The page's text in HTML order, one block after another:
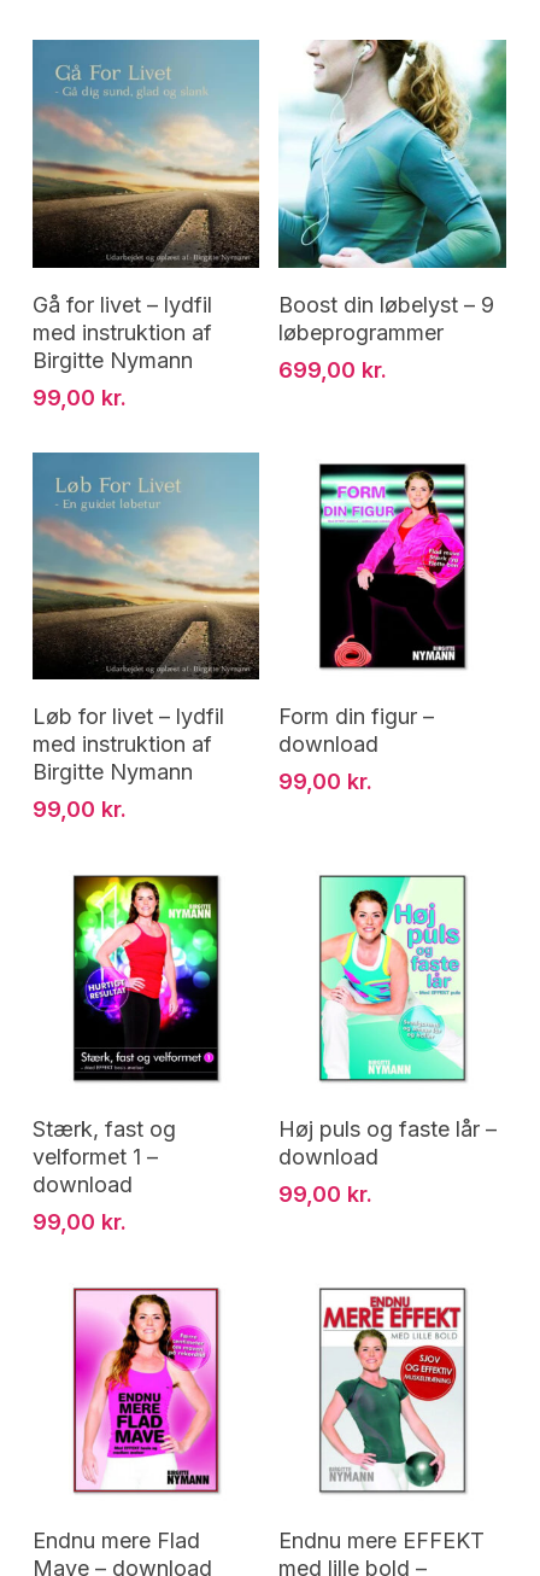
Gå for livet – lydfil
med instruktion af
Birgitte Nymann
99,00 kr.
Boost din løbelyst – 9
løbeprogrammer
699,00 kr.
Tilføj Til Kurv
Løb for livet – lydfil
med instruktion af
Birgitte Nymann
99,00 kr.
Tilføj Til Kurv
Form din figur –
download
99,00 kr.
Stærk, fast og
velformet 1 –
download
99,00 kr.
Høj puls og faste lår –
download
99,00 kr.
Tilføj Til Kurv
Endnu mere Flad
Mave – download
Tilføj Til Kurv
Endnu mere EFFEKT
med lille bold –